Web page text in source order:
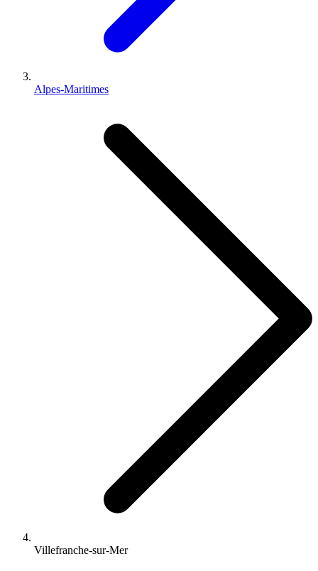
Alpes-Maritimes
Villefranche-sur-Mer